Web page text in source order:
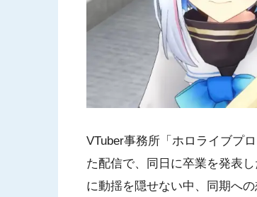
VTuber事務所「ホロライブプ
た配信で、同日に卒業を発表
に動揺を隠せない中、同期へ